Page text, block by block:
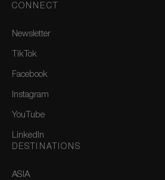
CONNECT
Newsletter
TikTok
Facebook
Instagram
YouTube
LinkedIn
DESTINATIONS
ASIA